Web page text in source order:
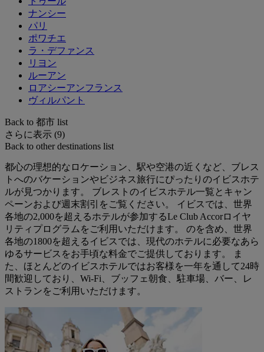
ナンシー
パリ
ポワチエ
ラ・デファンス
リヨン
ルーアン
ロアシーアンフランス
ヴィルパント
Back to 都市 list
さらに表示 (9)
Back to other destinations list
都心の理想的なロケーション、駅や空港の近くなど、ブレス
トへのバケーションやビジネス旅行にぴったりのイビスホテ
ルが見つかります。 ブレストのイビスホテル一覧とキャン
ペーンおよび週末割引をご覧ください。 イビスでは、世界
各地の2,000を超えるホテルが参加するLe Club Accorロイヤ
リティプログラムをご利用いただけます。 のを含め、世界
各地の1800を超えるイビスでは、現代のホテルに必要なあら
ゆるサービスをお手頃な料金でご提供しております。 ま
た、ほとんどのイビスホテルではお客様を一年を通して24時
間歓迎しており、Wi-Fi、ブッフェ朝食、駐車場、バー、レ
ストランをご利用いただけます。